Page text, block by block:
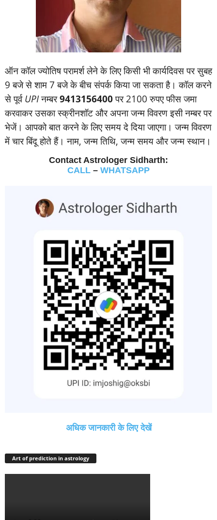
ऑन कॉल ज्‍योतिष परामर्श लेने के लिए किसी भी कार्यदिवस पर सुबह
9 बजे से शाम 7 बजे के बीच संपर्क किया जा सकता है। कॉल करने
से पूर्वUPIनम्‍बर9413156400पर 2100 रुपए फीस जमा
करवाकर उसका स्‍क्रीनशॉट और अपना जन्‍म विवरण इसी नम्‍बर पर
भेजें। आपको बात करने के लिए समय दे दिया जाएगा। जन्‍म विवरण
में चार बिंदू होते हैं। नाम, जन्‍म तिथि, जन्‍म समय और जन्‍म स्‍थान।
Contact Astrologer Sidharth:
CALL – WHATSAPP
अधिक जानकारी के लिए देखें
Art of prediction in astrology